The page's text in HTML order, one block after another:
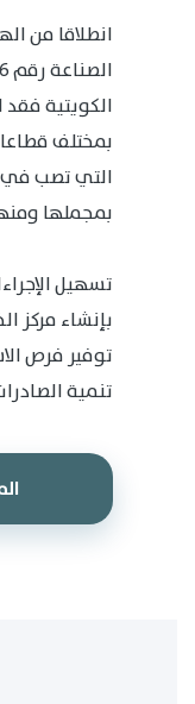
انطلاقا من
الكويتية
بمختلف
التي تصب في
بمجملها
تسهيل
بإنشاء مركز
توفير فرص
تنمية